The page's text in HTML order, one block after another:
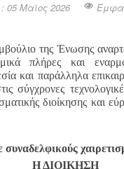
05 Μαϊος 2026
της Ένωσης
πλήρες και
και παράλληλα
σύγχρονες
διοίκησης και
Η ΔΙΟΙΚΗΣΗ